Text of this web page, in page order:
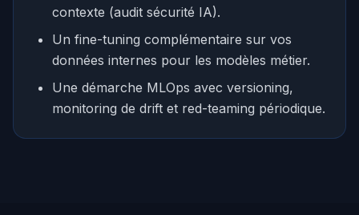
contexte (audit sécurité IA).
Un fine-tuning complémentaire sur vos
données internes pour les modèles métier.
Une démarche MLOps avec versioning,
monitoring de drift et red-teaming périodique.